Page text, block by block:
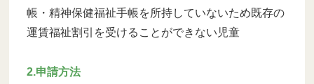
帳・精神保健福祉手帳を所持していないため既存の
運賃福祉割引を受けることができない児童
2.申請方法